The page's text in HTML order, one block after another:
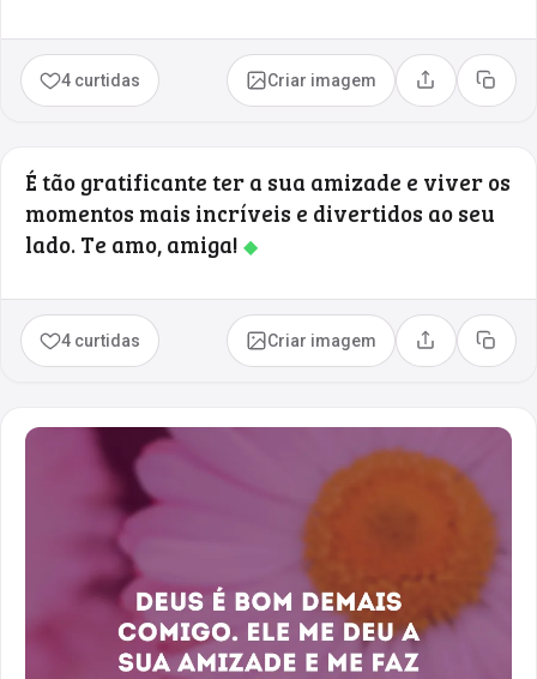
4 curtidas Criar imagem Compartilhar
Copiar
É tão gratificante ter a sua amizade e viver os
momentos mais incríveis e divertidos ao seu
lado. Te amo, amiga! ◆
4 curtidas Criar imagem Compartilhar
Copiar